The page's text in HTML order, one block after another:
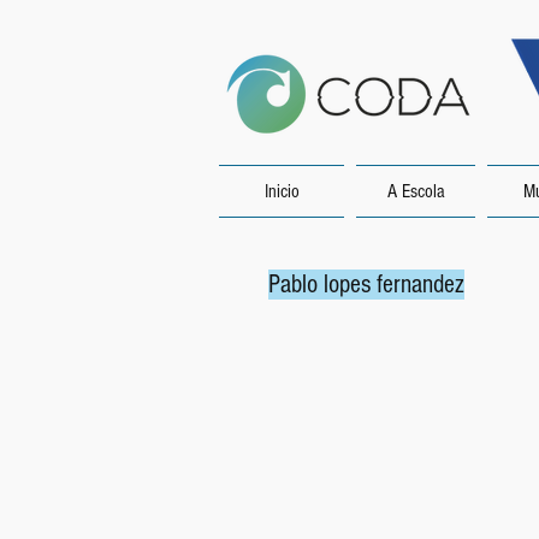
Inicio A Escola
Pablo lopes fernandez